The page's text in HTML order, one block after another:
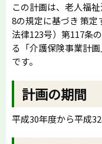
この計画は、老人福
8の規定に基づき 策
法律123号）第117条
る「介護保険事業計
です。
計画の期間
平成30年度から平成